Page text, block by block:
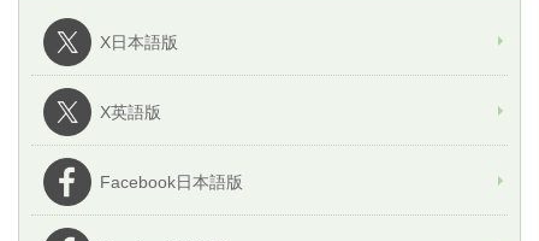
X日本語版
X英語版
Facebook日本語版